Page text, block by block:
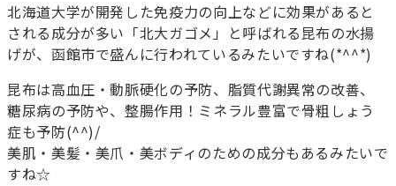
北海道大学が開発した免疫力の向上などに効果があると
される成分が多い「北大ガゴメ」と呼ばれる昆布の水揚
げが、函館市で盛んに行われているみたいですね(*^^*)
昆布は高血圧・動脈硬化の予防、脂質代謝異常の改善、
糖尿病の予防や、整腸作用！ミネラル豊富で骨粗しょう
症も予防(^^)/
美肌・美髪・美爪・美ボディのための成分もあるみたいで
すね☆